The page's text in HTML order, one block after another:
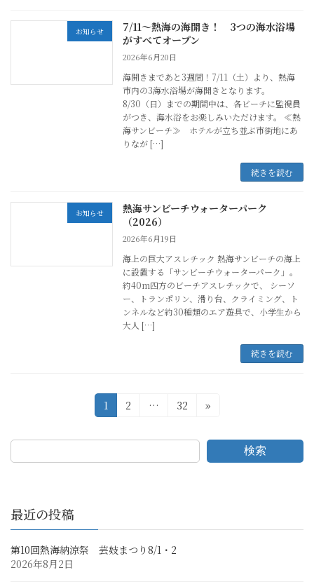
お知らせ
7/11～熱海の海開き！ 3つの海水浴場
がすべてオープン
2026年6月20日
海開きまであと3週間！7/11（土）より、熱海
市内の3海水浴場が海開きとなります。
8/30（日）までの期間中は、各ビーチに監視員
がつき、海水浴をお楽しみいただけます。 ≪熱
海サンビーチ≫ ホテルが立ち並ぶ市街地にあ
りなが […]
続きを読む
お知らせ
熱海サンビーチウォーターパーク
（2026）
2026年6月19日
海上の巨大アスレチック 熱海サンビーチの海上
に設置する「サンビーチウォーターパーク」。
約40m四方のビーチアスレチックで、 シーソ
ー、トランポリン、滑り台、クライミング、ト
ンネルなど約30種類のエア遊具で、小学生から
大人 […]
続きを読む
ジ
送
り
固
定
ジ
1
固
ジ
2 …
固
ジ
32 »
検索
最近の投稿
第10回熱海納涼祭 芸妓まつり8/1・2
2026年8月2日